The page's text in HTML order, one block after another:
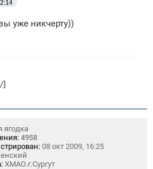
уже никчерту))
]
ягодка
4958
08 окт 2009, 16:25
ХМАО.г.Сургут